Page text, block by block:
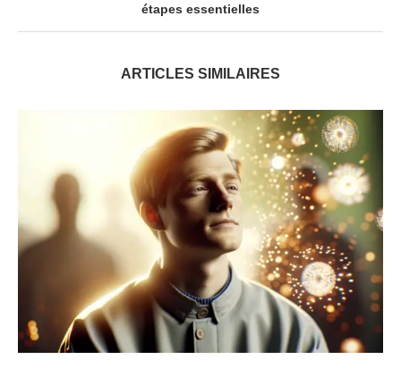
étapes essentielles
ARTICLES SIMILAIRES